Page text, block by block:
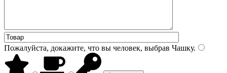
Пожалуйста, докажите, что вы человек, выбрав Чашку.